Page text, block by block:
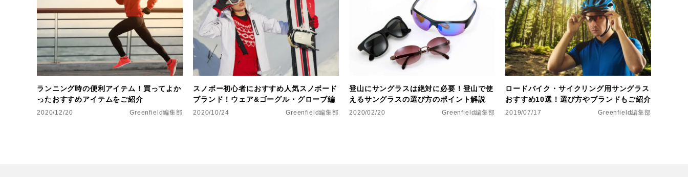
ランニング時の便利アイテム！買ってよか
ったおすすめアイテムをご紹介
2020/12/20 Greenfield編集部
スノボー初心者におすすめ人気スノボード
ブランド！ウェア&ゴーグル・グローブ編
2020/10/24 Greenfield編集部
登山にサングラスは絶対に必要！登山で使
えるサングラスの選び方のポイント解説
2020/02/20 Greenfield編集部
ロードバイク・サイクリング用サングラス
おすすめ10選！選び方やブランドもご紹介
2019/07/17 Greenfield編集部